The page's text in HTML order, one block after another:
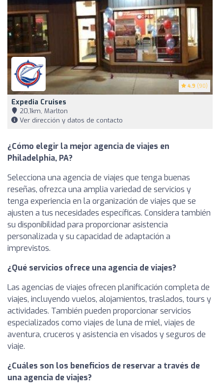
4.9 (90)
Expedia Cruises
20,1km, Marlton
Ver dirección y datos de contacto
¿Cómo elegir la mejor agencia de viajes en
Philadelphia, PA?
Selecciona una agencia de viajes que tenga buenas
reseñas, ofrezca una amplia variedad de servicios y
tenga experiencia en la organización de viajes que se
ajusten a tus necesidades específicas. Considera también
su disponibilidad para proporcionar asistencia
personalizada y su capacidad de adaptación a
imprevistos.
¿Qué servicios ofrece una agencia de viajes?
Las agencias de viajes ofrecen planificación completa de
viajes, incluyendo vuelos, alojamientos, traslados, tours y
actividades. También pueden proporcionar servicios
especializados como viajes de luna de miel, viajes de
aventura, cruceros y asistencia en visados y seguros de
viaje.
¿Cuáles son los beneficios de reservar a través de
una agencia de viajes?